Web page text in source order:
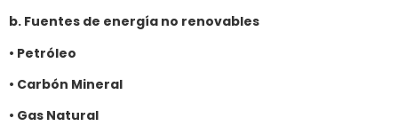
b. Fuentes de energía no renovables
• Petróleo
• Carbón Mineral
• Gas Natural